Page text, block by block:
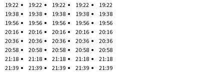
19:22
19:38
19:56
20:16
20:36
20:58
21:18
21:39
19:22
19:38
19:56
20:16
20:36
20:58
21:18
21:39
19:22
19:38
19:56
20:16
20:36
20:58
21:18
21:39
19:22
19:38
19:56
20:16
20:36
20:58
21:18
21:39
19:22
19:38
19:56
20:16
20:36
20:58
21:18
21:39